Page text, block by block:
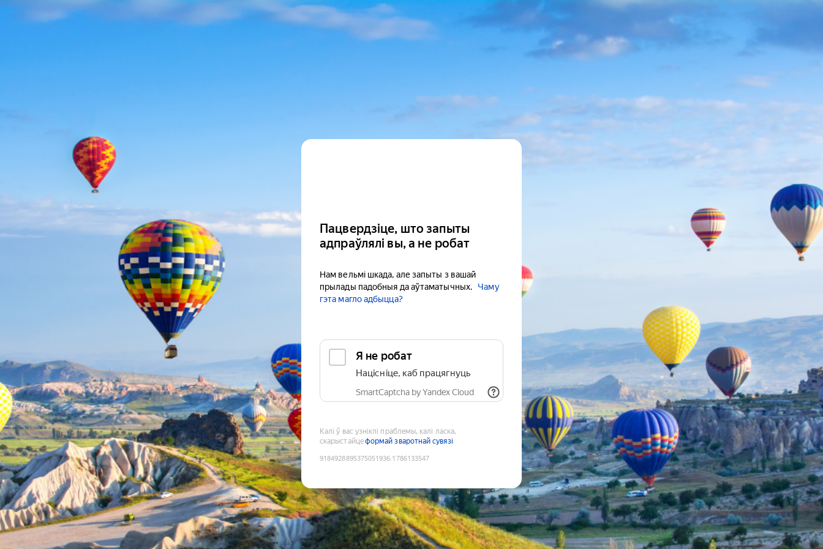
Пацвердзіце, што запыты
адпраўлялі вы, а не робат
Нам вельмі шкада, але запыты з вашай
прылады падобныя да аўтаматычных.
Чаму
гэта магло адбыцца?
Я не робат
Націсніце, каб працягнуць
SmartCaptcha by Yandex Cloud
Калі ў вас узніклі праблемы, калі ласка,
скарыстайцеформай зваротнай сувязі
9184928895375051936:1786133547